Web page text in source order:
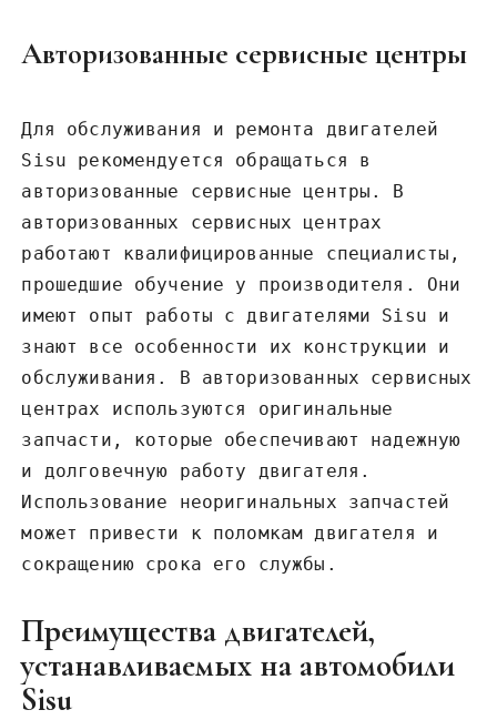
Авторизованные сервисные центры
Для обслуживания и ремонта двигателей
Sisu рекомендуется обращаться в
авторизованные сервисные центры. В
авторизованных сервисных центрах
работают квалифицированные специалисты‚
прошедшие обучение у производителя. Они
имеют опыт работы с двигателями Sisu и
знают все особенности их конструкции и
обслуживания. В авторизованных сервисных
центрах используются оригинальные
запчасти‚ которые обеспечивают надежную
и долговечную работу двигателя.
Использование неоригинальных запчастей
может привести к поломкам двигателя и
сокращению срока его службы.
Преимущества двигателей‚
устанавливаемых на автомобили
Sisu